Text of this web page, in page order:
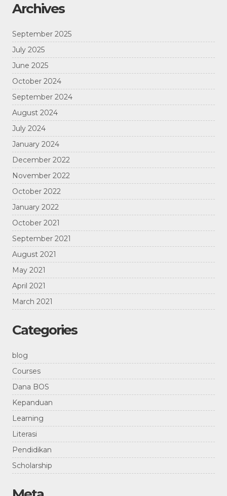
Archives
September 2025
July 2025
June 2025
October 2024
September 2024
August 2024
July 2024
January 2024
December 2022
November 2022
October 2022
January 2022
October 2021
September 2021
August 2021
May 2021
April 2021
March 2021
Categories
blog
Courses
Dana BOS
Kepanduan
Learning
Literasi
Pendidikan
Scholarship